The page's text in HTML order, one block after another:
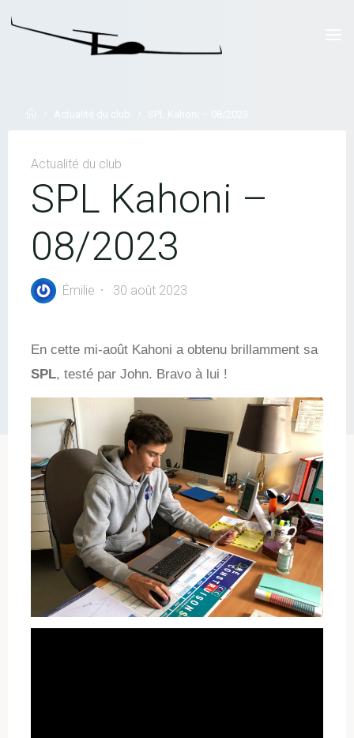
HomeActualité du club
Actualité du club
SPL Kahoni –
08/2023
Émilie 30 août 2023
En cette mi-août Kahoni a obtenu brillamment sa
SPL, testé par John. Bravo à lui !